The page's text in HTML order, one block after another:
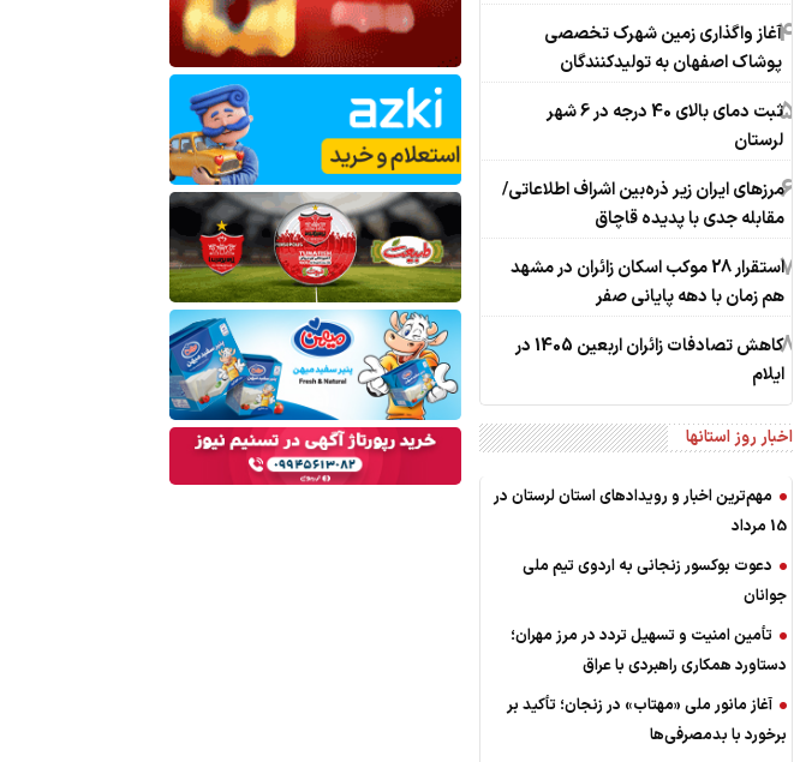
4آغاز واگذاری زمین شهرک تخصصی
پوشاک اصفهان به تولیدکنندگان
5
ثبت دمای بالای 40 درجه در 6 شهر
لرستان
6مرزهای ایران زیر ذره‌بین اشراف اطلاعاتی/
مقابله جدی با پدیده قاچاق
7
استقرار 28 موکب اسکان زائران در مشهد
هم زمان با دهه پایانی صفر
8
کاهش تصادفات زائران اربعین 1405 در
ایلام
اخبار روز استانها
مهم‌ترین اخبار و رویدادهای استان لرستان در
15 مرداد
دعوت بوکسور زنجانی به اردوی تیم ملی
جوانان
تأمین امنیت و تسهیل تردد در مرز مهران؛
دستاورد همکاری‌ راهبردی با عراق
آغاز مانور ملی «مهتاب» در زنجان؛ تأکید بر
برخورد با بدمصرفی‌ها